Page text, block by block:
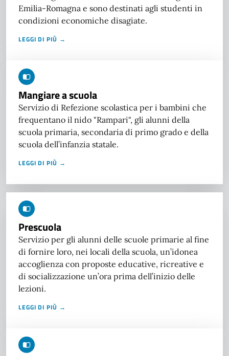
Emilia-Romagna e sono destinati agli studenti in
condizioni economiche disagiate.
LEGGI DI PIÙ →
Mangiare a scuola
Servizio di Refezione scolastica per i bambini che
frequentano il nido "Rampari", gli alunni della
scuola primaria, secondaria di primo grado e della
scuola dell’infanzia statale.
LEGGI DI PIÙ →
Prescuola
Servizio per gli alunni delle scuole primarie al fine
di fornire loro, nei locali della scuola, un’idonea
accoglienza con proposte educative, ricreative e
di socializzazione un’ora prima dell’inizio delle
lezioni.
LEGGI DI PIÙ →